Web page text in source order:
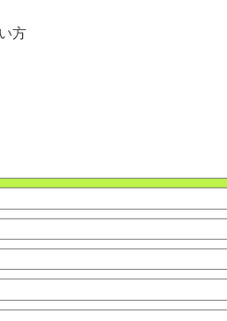
方